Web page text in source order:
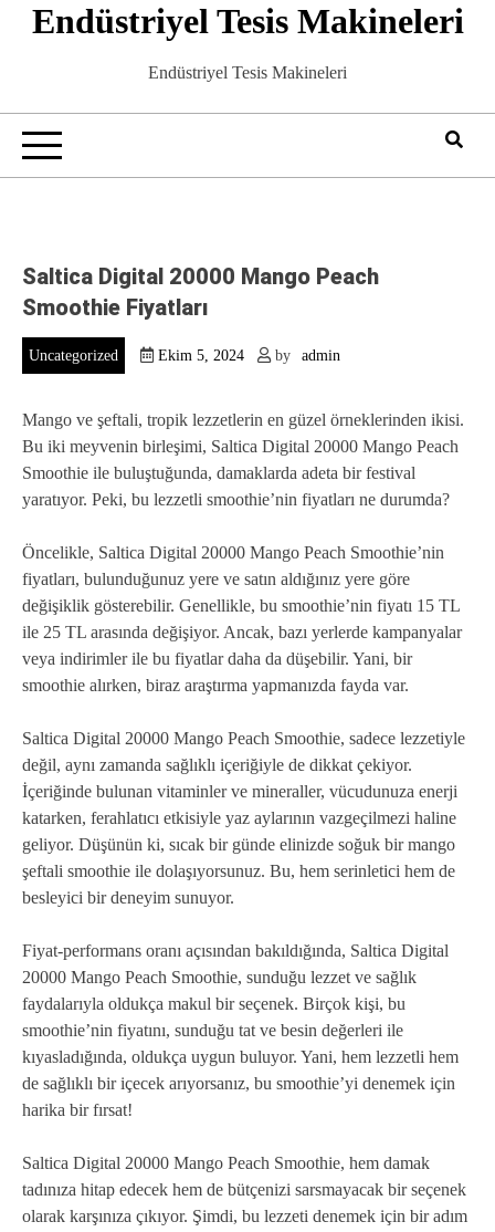
Endüstriyel Tesis Makineleri
Endüstriyel Tesis Makineleri
Saltica Digital 20000 Mango Peach
Smoothie Fiyatları
Uncategorized Ekim 5, 2024 by admin
Mango ve şeftali, tropik lezzetlerin en güzel örneklerinden ikisi.
Bu iki meyvenin birleşimi, Saltica Digital 20000 Mango Peach
Smoothie ile buluştuğunda, damaklarda adeta bir festival
yaratıyor. Peki, bu lezzetli smoothie’nin fiyatları ne durumda?
Öncelikle, Saltica Digital 20000 Mango Peach Smoothie’nin
fiyatları, bulunduğunuz yere ve satın aldığınız yere göre
değişiklik gösterebilir. Genellikle, bu smoothie’nin fiyatı 15 TL
ile 25 TL arasında değişiyor. Ancak, bazı yerlerde kampanyalar
veya indirimler ile bu fiyatlar daha da düşebilir. Yani, bir
smoothie alırken, biraz araştırma yapmanızda fayda var.
Saltica Digital 20000 Mango Peach Smoothie, sadece lezzetiyle
değil, aynı zamanda sağlıklı içeriğiyle de dikkat çekiyor.
İçeriğinde bulunan vitaminler ve mineraller, vücudunuza enerji
katarken, ferahlatıcı etkisiyle yaz aylarının vazgeçilmezi haline
geliyor. Düşünün ki, sıcak bir günde elinizde soğuk bir mango
şeftali smoothie ile dolaşıyorsunuz. Bu, hem serinletici hem de
besleyici bir deneyim sunuyor.
Fiyat-performans oranı açısından bakıldığında, Saltica Digital
20000 Mango Peach Smoothie, sunduğu lezzet ve sağlık
faydalarıyla oldukça makul bir seçenek. Birçok kişi, bu
smoothie’nin fiyatını, sunduğu tat ve besin değerleri ile
kıyasladığında, oldukça uygun buluyor. Yani, hem lezzetli hem
de sağlıklı bir içecek arıyorsanız, bu smoothie’yi denemek için
harika bir fırsat!
Saltica Digital 20000 Mango Peach Smoothie, hem damak
tadınıza hitap edecek hem de bütçenizi sarsmayacak bir seçenek
olarak karşınıza çıkıyor. Şimdi, bu lezzeti denemek için bir adım